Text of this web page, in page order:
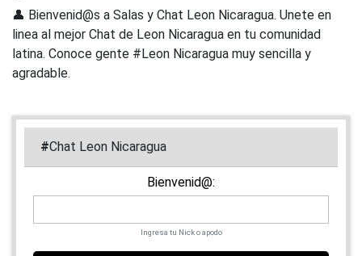
👤 Bienvenid@s a Salas y Chat Leon Nicaragua. Unete en
linea al mejor Chat de Leon Nicaragua en tu comunidad
latina. Conoce gente #Leon Nicaragua muy sencilla y
agradable.
#Chat Leon Nicaragua
Bienvenid@:
Ingresa tu Nick o apodo